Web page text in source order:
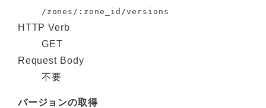
/zones/:zone_id/versions
HTTP Verb
GET
Request Body
不要
バージョンの取得